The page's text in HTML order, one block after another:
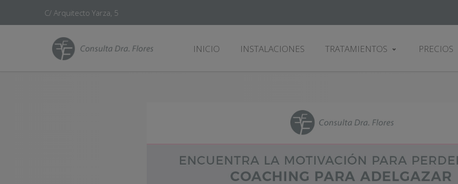
C/ Arquitecto Yarza, 5
INICIO INSTALACIONES TRATAMIENTOS PRECIOS